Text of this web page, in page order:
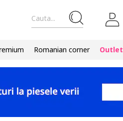
Cauta...
Romanian corner Outlet